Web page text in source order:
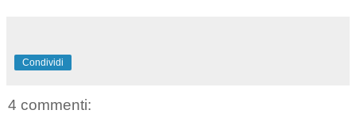
Condividi
4 commenti: